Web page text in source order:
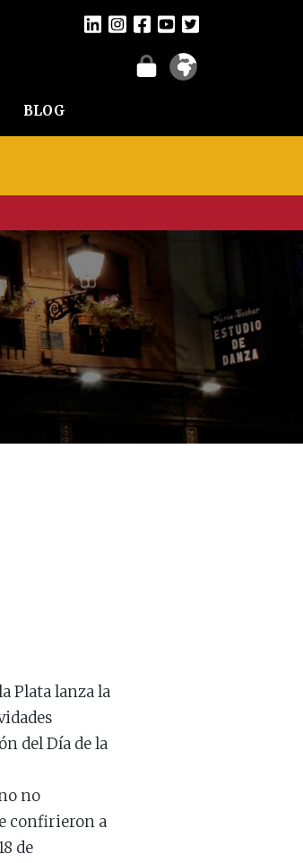
BLOG
Plata lanza la
del Día de la
no
confirieron a
de